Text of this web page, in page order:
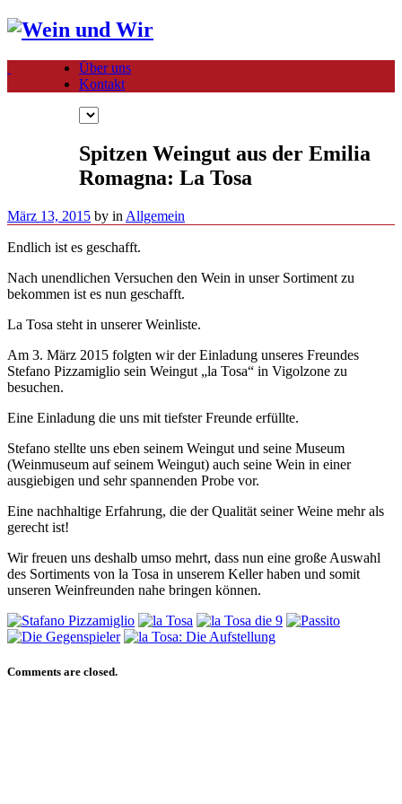
Über uns
Kontakt
Spitzen Weingut aus der Emilia
Romagna: La Tosa
März 13, 2015 by in Allgemein
Endlich ist es geschafft.
Nach unendlichen Versuchen den Wein in unser Sortiment zu
bekommen ist es nun geschafft.
La Tosa steht in unserer Weinliste.
Am 3. März 2015 folgten wir der Einladung unseres Freundes
Stefano Pizzamiglio sein Weingut „la Tosa“ in Vigolzone zu
besuchen.
Eine Einladung die uns mit tiefster Freunde erfüllte.
Stefano stellte uns eben seinem Weingut und seine Museum
(Weinmuseum auf seinem Weingut) auch seine Wein in einer
ausgiebigen und sehr spannenden Probe vor.
Eine nachhaltige Erfahrung, die der Qualität seiner Weine mehr als
gerecht ist!
Wir freuen uns deshalb umso mehrt, dass nun eine große Auswahl
des Sortiments von la Tosa in unserem Keller haben und somit
unseren Weinfreunden nahe bringen können.
Comments are closed.